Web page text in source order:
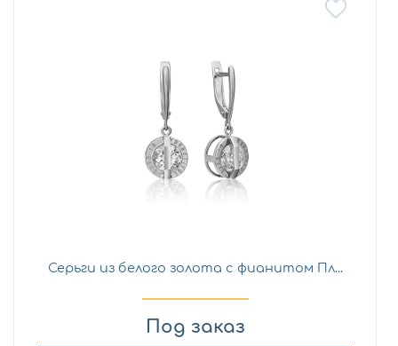
Серьги из белого золота с фианитом Пл...
Под заказ